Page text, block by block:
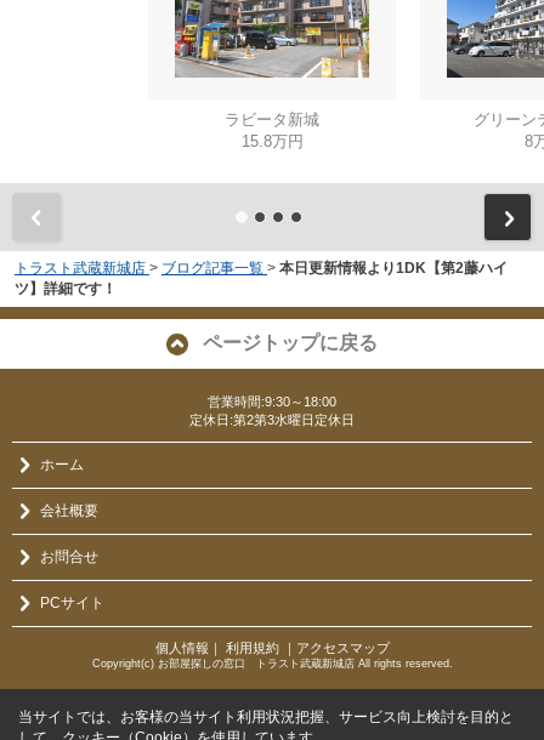
ラビータ新城
15.8万円
グリーン
8
トラスト武蔵新城店 > ブログ記事一覧 > 本日更新情報より1DK【第2藤ハイ
ツ】詳細です！
ページトップに戻る
営業時間:9:30～18:00
定休日:第2第3水曜日定休日
ホーム
会社概要
お問合せ
PCサイト
個人情報 ｜ 利用規約｜ アクセスマップ
Copyright(c) お部屋探しの窓口 トラスト武蔵新城店 All rights reserved.
当サイトでは、お客様の当サイト利用状況把握、サービス向上検討を目的と